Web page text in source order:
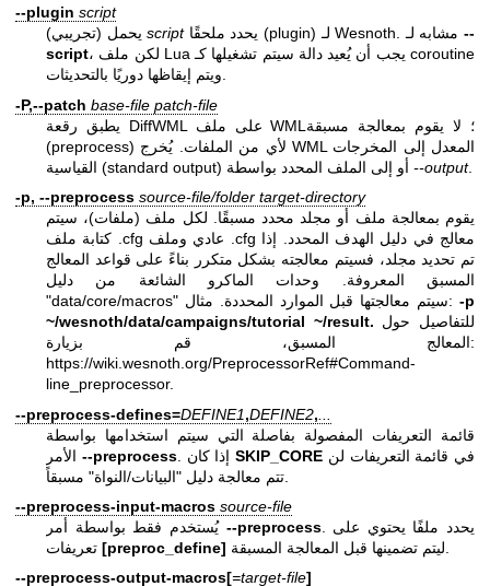
--plugin script
(تجريبي) يحملscript يحدد ملحقًا (plugin) لـ Wesnoth. مشابه لـ--
script، لكن ملف Lua يجب أن يُعيد دالة سيتم تشغيلها كـ coroutine
ويتم إيقاظها دوريًا بالتحديثات.
-P,--patch base-file patch-file
يطبق رقعة DiffWML على ملف WML؛ لا يقوم بمعالجة مسبقة
(preprocess) لأي من الملفات. يُخرج WML المعدل إلى المخرجات
--output.
-p, --preprocess source-file/folder target-directory
يقوم بمعالجة ملف أو مجلد محدد مسبقًا. لكل ملف (ملفات)، سيتم
كتابة ملف .cfg عادي وملف .cfg معالج في دليل الهدف المحدد. إذا
تم تحديد مجلد، فسيتم معالجته بشكل متكرر بناءً على قواعد المعالج
المسبق المعروفة. وحدات الماكرو الشائعة من دليل
"data/core/macros" سيتم معالجتها قبل الموارد المحددة. مثال:-p
~/wesnoth/data/campaigns/tutorial ~/result.
المعالج المسبق، قم بزيارة:
https://wiki.wesnoth.org/PreprocessorRef#Command-
line_preprocessor.
--preprocess-defines=DEFINE1,DEFINE2,
قائمة التعريفات المفصولة بفاصلة التي سيتم استخدامها بواسطة
--preprocess SKIP_CORE
--preprocess-input-macros source-file
يُستخدم فقط بواسطة أمر --preprocess. يحدد ملفًا يحتوي على
[preproc_define]
--preprocess-output-macros[=target-file]